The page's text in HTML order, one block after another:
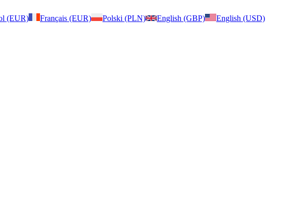
(EUR) Français (EUR) Polski (PLN) English (GBP)
English (USD)